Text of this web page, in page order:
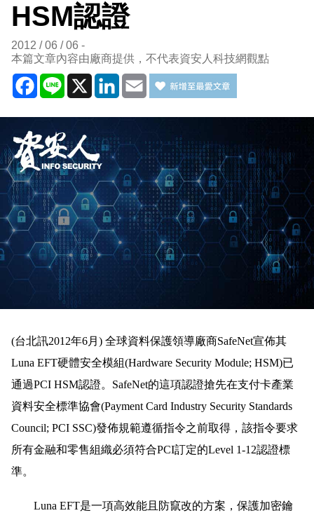
HSM認證
2012 / 06 / 06
本篇文章內容由廠商提供，不代表資安人科技網觀點
Facebook
Line X LinkedIn
Email
(台北訊2012年6月) 全球資料保護領導廠商SafeNet宣佈其
Luna EFT硬體安全模組(Hardware Security Module; HSM)已
通過PCI HSM認證。SafeNet的這項認證搶先在支付卡產業
資料安全標準協會(Payment Card Industry Security Standards
Council; PCI SSC)發佈規範遵循指令之前取得，該指令要求
所有金融和零售組織必須符合PCI訂定的Level 1-12認證標
準。
Luna EFT是一項高效能且防竄改的方案，保護加密鑰